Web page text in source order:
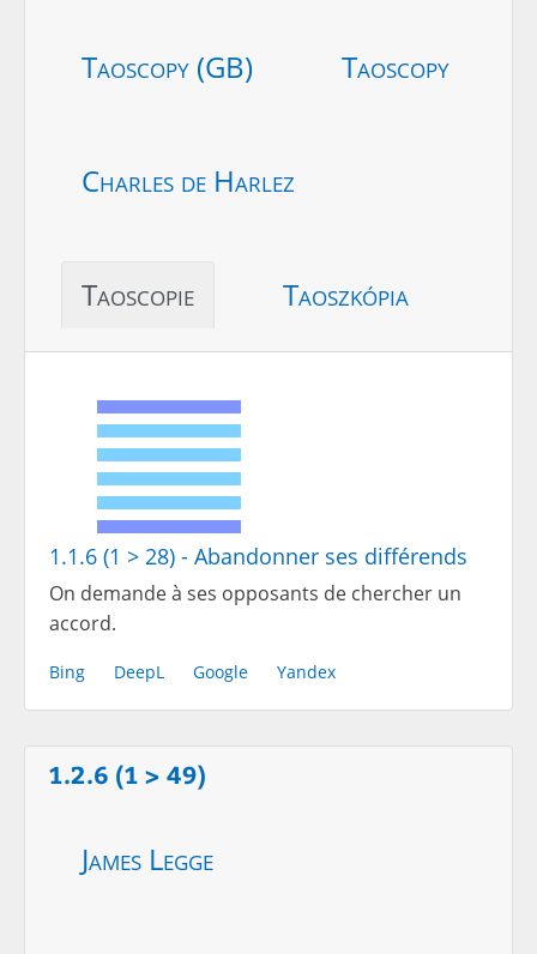
Taoscopy (GB) Taoscopy
Charles de Harlez
Taoscopie Taoszkópia
1.1.6 (1 > 28) - Abandonner ses différends
On demande à ses opposants de chercher un
accord.
Bing DeepL Google Yandex
1.2.6 (1 > 49)
James Legge